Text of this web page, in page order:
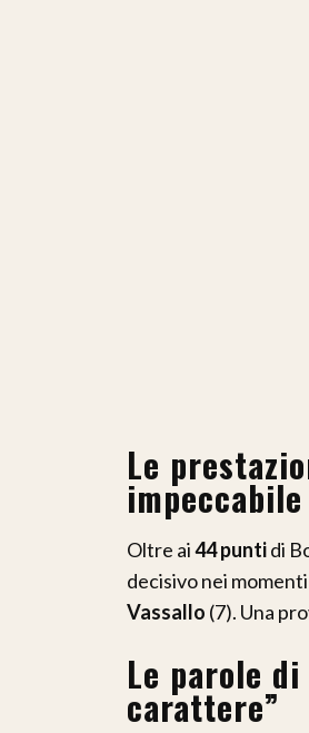
Le
impeccabile
Oltre ai44 puntidi
decisivo nei
Vassallo (7). Una
Le parole
carattere”